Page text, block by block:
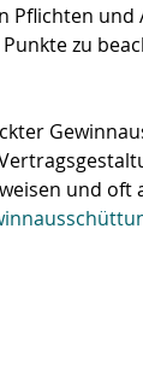
Pflichten
zu
und oft